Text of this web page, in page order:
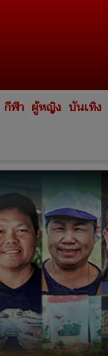
กีฬา ผู้หญิง บันเทิง